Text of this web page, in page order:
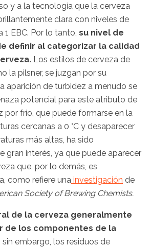
y a la tecnología que la cerveza
clara con niveles de
1 EBC. Por lo tanto, su nivel de
definir al categorizar la calidad
Los estilos de cerveza de
la pilsner, se juzgan por su
aparición de turbidez a menudo se
potencial para este atributo de
por frío, que puede formarse en la
cercanas a 0 °C y desaparecer
más altas, ha sido
gran interés, ya que puede aparecer
que, por lo demás, es
como refiere una investigación de
Society of Brewing Chemists.
de la cerveza generalmente
de los componentes de la
sin embargo, los residuos de